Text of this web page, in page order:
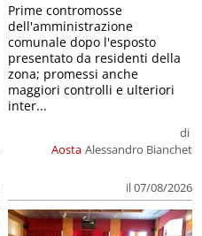
Aosta
di
Alessandro Bianchet
il 07/08/2026
Prime contromosse
dell'amministrazione
comunale dopo l'esposto
presentato da residenti della
zona; promessi anche
maggiori controlli e ulteriori
inter...